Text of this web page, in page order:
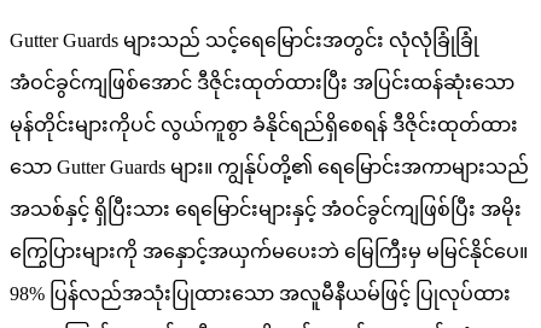
Gutter Guards များသည် သင့်ရေမြောင်းအတွင်း လုံလုံခြုံခြုံ
အံဝင်ခွင်ကျဖြစ်အောင် ဒီဇိုင်းထုတ်ထားပြီး အပြင်းထန်ဆုံးသော
မုန်တိုင်းများကိုပင် လွယ်ကူစွာ ခံနိုင်ရည်ရှိစေရန် ဒီဇိုင်းထုတ်ထား
သော Gutter Guards များ။ ကျွန်ုပ်တို့၏ ရေမြောင်းအကာများသည်
အသစ်နှင့် ရှိပြီးသား ရေမြောင်းများနှင့် အံဝင်ခွင်ကျဖြစ်ပြီး အမိုး
ကြွေပြားများကို အနှောင့်အယှက်မပေးဘဲ မြေကြီးမှ မမြင်နိုင်ပေ။
98% ပြန်လည်အသုံးပြုထားသော အလူမီနီယမ်ဖြင့် ပြုလုပ်ထား